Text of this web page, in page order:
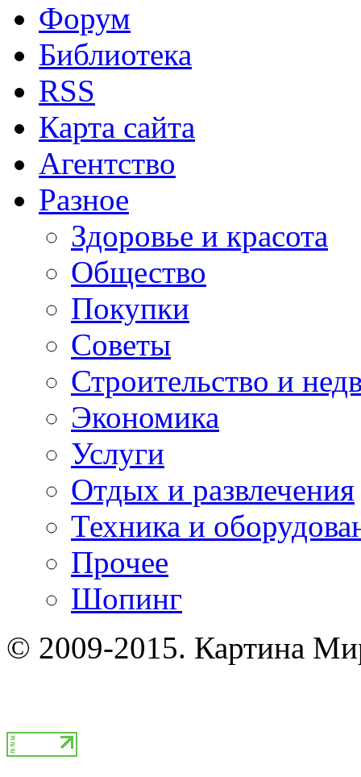
Форум
Библиотека
RSS
Карта сайта
Агентство
Разное
Здоровье и красота
Общество
Покупки
Советы
Строительство и
Экономика
Услуги
Отдых и развлечения
Техника и
Прочее
Шопинг
© 2009-2015. Картина